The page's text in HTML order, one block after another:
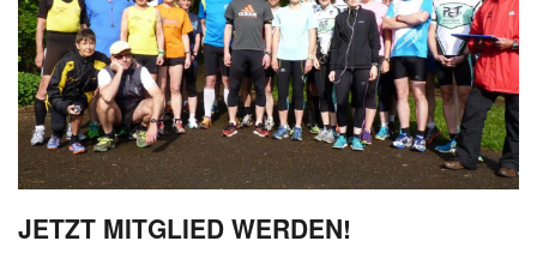
JETZT MITGLIED WERDEN!